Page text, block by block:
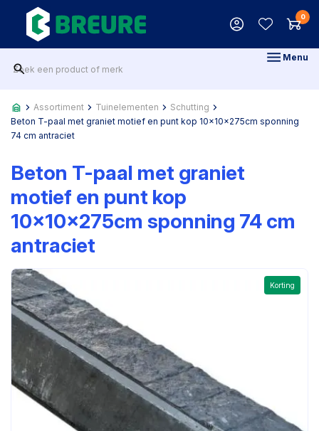
0
Menu
Assortiment Tuinelementen
Schutting
Beton T-paal met graniet motief en punt kop 10x10x275cm sponning
74 cm antraciet
Beton T-paal met graniet
motief en punt kop
10x10x275cm sponning 74 cm
antraciet
Korting